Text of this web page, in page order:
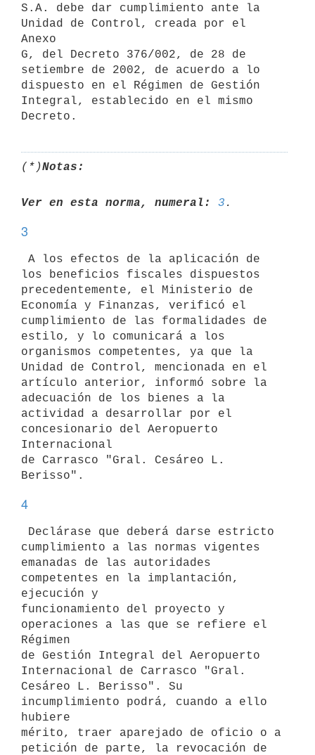
S.A. debe dar cumplimiento ante la
Unidad de Control, creada por el
Anexo
G, del Decreto 376/002, de 28 de
setiembre de 2002, de acuerdo a lo
dispuesto en el Régimen de Gestión
Integral, establecido en el mismo
(*)Notas:
Ver en esta norma, numeral: 3
3
los beneficios fiscales dispuestos
precedentemente, el Ministerio de
Economía y Finanzas, verificó el
cumplimiento de las formalidades de
estilo, y lo comunicará a los
organismos competentes, ya que la
Unidad de Control, mencionada en el
artículo anterior, informó sobre la
adecuación de los bienes a la
actividad a desarrollar por el
concesionario del Aeropuerto
Internacional
de Carrasco "Gral. Cesáreo L.
4
cumplimiento a las normas vigentes
emanadas de las autoridades
competentes en la implantación,
ejecución y
funcionamiento del proyecto y
operaciones a las que se refiere el
Régimen
de Gestión Integral del Aeropuerto
Internacional de Carrasco "Gral.
Cesáreo L. Berisso". Su
incumplimiento podrá, cuando a ello
hubiere
mérito, traer aparejado de oficio o a
petición de parte, la revocación de